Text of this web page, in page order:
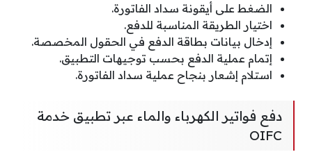
الضغط على أيقونة سداد الفاتورة.
اختيار الطريقة المناسبة للدفع.
إدخال بيانات بطاقة الدفع في الحقول المخصصة.
إتمام عملية الدفع بحسب توجيهات التطبيق.
استلام إشعار بنجاح عملية سداد الفاتورة.
دفع فواتير الكهرباء والماء عبر تطبيق خدمة
OIFC